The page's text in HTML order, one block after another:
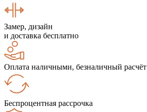
Замер, дизайн
и доставка бесплатно
Оплата наличными, безналичный расчёт
Беспроцентная рассрочка